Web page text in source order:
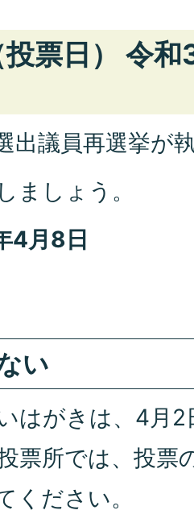
投票日） 令
出議員再選挙が
ましょう。
4月8日
い
はがきは、4月2
票所では、投票
ください。